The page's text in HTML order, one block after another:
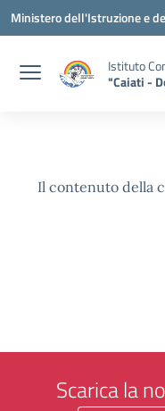
Vai ai contenuti
Vai al menu di navigazione
Vai al footer
Ministero dell'Istruzione e
Istituto
"Caiati -
Il contenuto della
Scarica la